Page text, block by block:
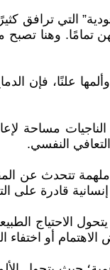
التي
تمامًا. وهنا
علنًا، فإن
مساحة
النفسي.
عن
قادرة على
الاحتياج
أو اختفاء